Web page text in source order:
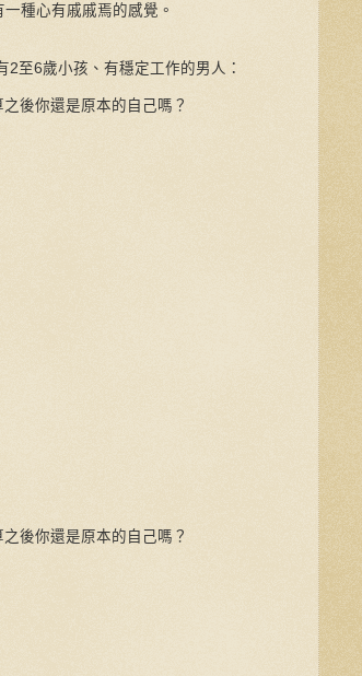
種心有戚戚焉的感覺。
至6歲小孩、有穩定工作的男人：
後你還是原本的自己嗎？
後你還是原本的自己嗎？